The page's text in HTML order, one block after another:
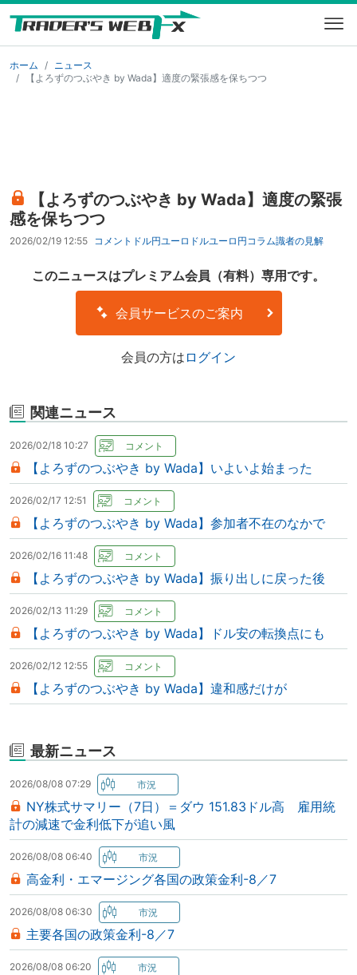
ホーム
ニュース
【よろずのつぶやき by Wada】適度の緊張感を保ちつつ
【よろずのつぶやき by Wada】適度の緊張
感を保ちつつ
2026/02/19 12:55 コメント ドル円ユーロドルユーロ円コラム識者の見解
このニュースはプレミアム会員（有料）専用です。
会員サービスのご案内
会員の方は ログイン
関連ニュース
2026/02/18 10:27
【よろずのつぶやき by Wada】いよいよ始まった
2026/02/17 12:51
【よろずのつぶやき by Wada】参加者不在のなかで
2026/02/16 11:48
【よろずのつぶやき by Wada】振り出しに戻った後
2026/02/13 11:29
【よろずのつぶやき by Wada】ドル安の転換点にも
2026/02/12 12:55
【よろずのつぶやき by Wada】違和感だけが
最新ニュース
2026/08/08 07:29
NY株式サマリー（7日）＝ダウ 151.83ドル高 雇用統
計の減速で金利低下が追い風
2026/08/08 06:40
高金利・エマージング各国の政策金利-8／7
2026/08/08 06:30
主要各国の政策金利-8／7
2026/08/08 06:20